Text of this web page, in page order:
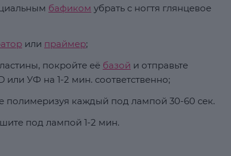
бафиком убрать с ногтя глянцевое
или праймер;
покройте её базой и отправьте
или УФ на 1-2 мин. соответственно;
полимеризуя каждый под лампой 30-60 сек.
под лампой 1-2 мин.